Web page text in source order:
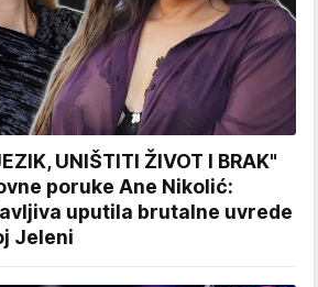
UNIŠTITI ŽIVOT I BRAK"
poruke Ane Nikolić:
uputila brutalne uvrede
Jeleni